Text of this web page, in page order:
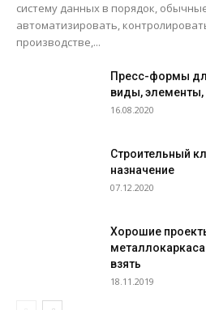
систему данных в порядок,
автоматизировать,
производстве,...
Пресс-формы
виды, элементы,
16.08.2020
Строительный
назначение
07.12.2020
Хорошие
взять
18.11.2019